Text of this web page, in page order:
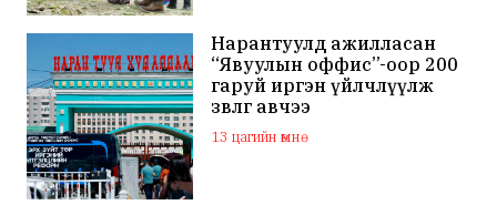
Нарантуулд ажилласан
“Явуулын оффис”-оор 200
гаруй иргэн үйлчлүүлж
зөвлөгөө авчээ
13 цагийн өмнө